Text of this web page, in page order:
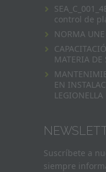
control de
NORMA
MATERIA
EN
LEGIONELLA
Suscríbete a
siempre